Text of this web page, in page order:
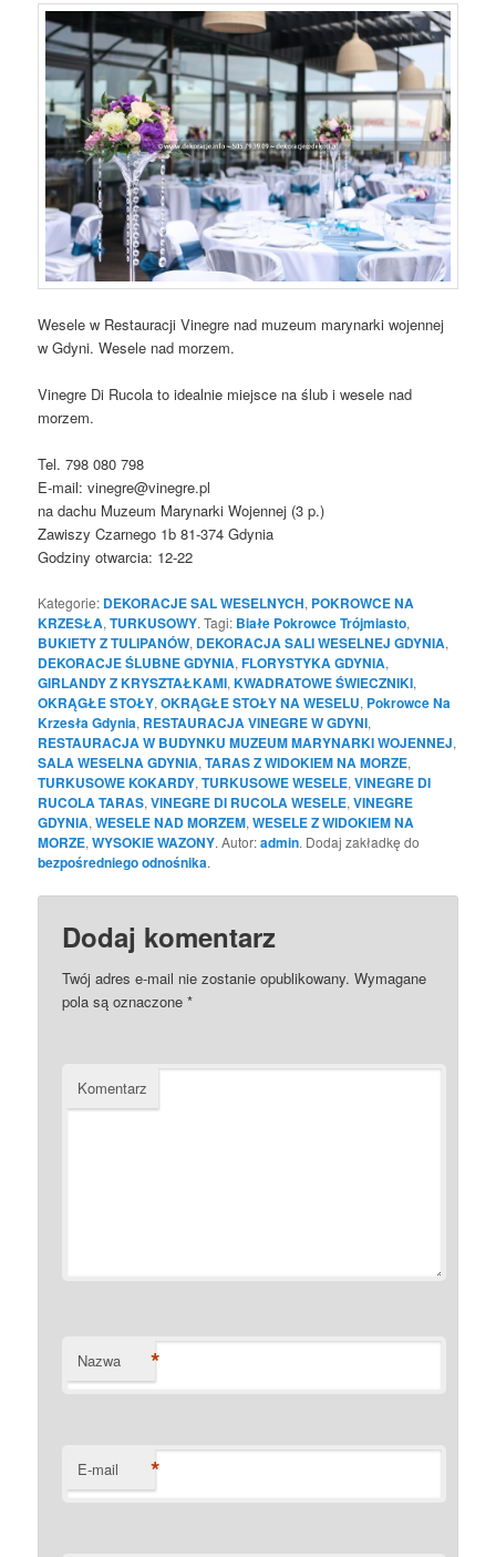
Wesele w Restauracji Vinegre nad muzeum marynarki wojennej
w Gdyni. Wesele nad morzem.
Vinegre Di Rucola to idealnie miejsce na ślub i wesele nad
morzem.
Tel. 798 080 798
E-mail: vinegre@vinegre.pl
na dachu Muzeum Marynarki Wojennej (3 p.)
Zawiszy Czarnego 1b 81-374 Gdynia
Godziny otwarcia: 12-22
Kategorie: DEKORACJE SAL WESELNYCH, POKROWCE NA
KRZESŁA,TURKUSOWY. Tagi: Białe Pokrowce Trójmiasto,
BUKIETY Z TULIPANÓW, DEKORACJA SALI WESELNEJ GDYNIA,
DEKORACJE ŚLUBNE GDYNIA,FLORYSTYKA GDYNIA,
GIRLANDY Z KRYSZTAŁKAMI,KWADRATOWE ŚWIECZNIKI,
OKRĄGŁE STOŁY,OKRĄGŁE STOŁY NA WESELU, Pokrowce Na
Krzesła Gdynia, RESTAURACJA VINEGRE W GDYNI,
RESTAURACJA W BUDYNKU MUZEUM MARYNARKI WOJENNEJ,
SALA WESELNA GDYNIA,TARAS Z WIDOKIEM NA MORZE,
TURKUSOWE KOKARDY,TURKUSOWE WESELE,VINEGRE DI
RUCOLA TARAS,VINEGRE DI RUCOLA WESELE,VINEGRE
GDYNIA,WESELE NAD MORZEM,WESELE Z WIDOKIEM NA
MORZE,WYSOKIE WAZONY. Autor:admin. Dodaj zakładkę do
bezpośredniego odnośnika.
Dodaj komentarz
Twój adres e-mail nie zostanie opublikowany. Wymagane
pola są oznaczone*
Komentarz
Nazwa *
E-mail *